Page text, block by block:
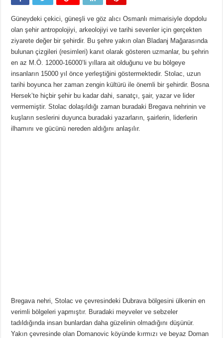
Güneydeki çekici, güneşli ve göz alıcı Osmanlı mimarisiyle dopdolu
olan şehir antropolojiyi, arkeolojiyi ve tarihi sevenler için gerçekten
ziyarete değer bir şehirdir. Bu şehre yakın olan Bladanj Mağarasında
bulunan çizgileri (resimleri) kanıt olarak gösteren uzmanlar, bu şehrin
en az M.Ö. 12000-16000’li yıllara ait olduğunu ve bu bölgeye
insanların 15000 yıl önce yerleştiğini göstermektedir. Stolac, uzun
tarihi boyunca her zaman zengin kültürü ile önemli bir şehirdir. Bosna
Hersek’te hiçbir şehir bu kadar dahi, sanatçı, şair, yazar ve lider
vermemiştir. Stolac dolaşıldığı zaman buradaki Bregava nehrinin ve
kuşların seslerini duyunca buradaki yazarların, şairlerin, liderlerin
ilhamını ve gücünü nereden aldığını anlaşılır.
Bregava nehri, Stolac ve çevresindeki Dubrava bölgesini ülkenin en
verimli bölgeleri yapmıştır. Buradaki meyveler ve sebzeler
tadıldığında insan bunlardan daha güzelinin olmadığını düşünür.
Yakın çevresinde olan Domanovic köyünde kırmızı ve beyaz Doman